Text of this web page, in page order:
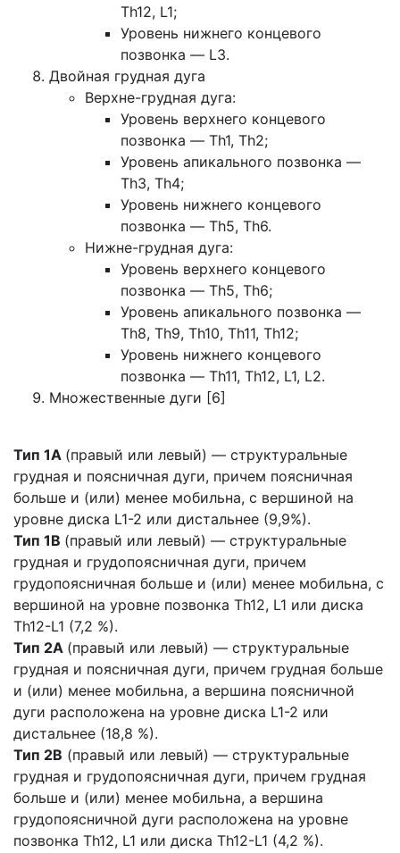
Th12, L1;
Уровень нижнего концевого
позвонка — L3.
Двойная грудная дуга
Верхне-грудная дуга:
Уровень верхнего концевого
позвонка — Th1, Th2;
Уровень апикального позвонка —
Th3, Th4;
Уровень нижнего концевого
позвонка — Th5, Th6.
Нижне-грудная дуга:
Уровень верхнего концевого
позвонка — Th5, Th6;
Уровень апикального позвонка —
Th8, Th9, Th10, Th11, Th12;
Уровень нижнего концевого
позвонка — Th11, Th12, L1, L2.
Множественные дуги [6]
Тип 1A (правый или левый) — структуральные
грудная и поясничная дуги, причем поясничная
больше и (или) менее мобильна, с вершиной на
уровне диска L1-2 или дистальнее (9,9%).
Тип 1B (правый или левый) — структуральные
грудная и грудопоясничная дуги, причем
грудопоясничная больше и (или) менее мобильна, с
вершиной на уровне позвонка Th12, L1 или диска
Th12-L1 (7,2 %).
Тип 2А (правый или левый) — структуральные
грудная и поясничная дуги, причем грудная больше
и (или) менее мобильна, а вершина поясничной
дуги расположена на уровне диска L1-2 или
дистальнее (18,8 %).
Тип 2B (правый или левый) — структуральные
грудная и грудопоясничная дуги, причем грудная
больше и (или) менее мобильна, а вершина
грудопоясничной дуги расположена на уровне
позвонка Th12, L1 или диска Th12-L1 (4,2 %).